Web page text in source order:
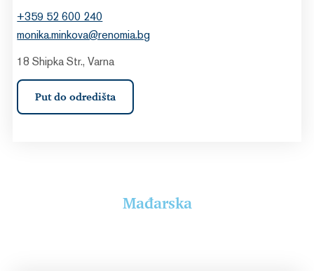
+359 52 600 240
monika.minkova@renomia.bg
18 Shipka Str., Varna
Put do odredišta
Mađarska